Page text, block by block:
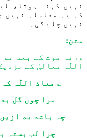
نہیں کہنا ہوتا ،
کہ یہ
معاملہ نہیں
نہیں چلے گی۔
متن:
ورنہ موت کے بعد تو
اللّٰہ
تعالیٰ کے
؎ معاذ اللّٰہ
مرا چوں گل
چہ باشد به
چرا لب بستہ